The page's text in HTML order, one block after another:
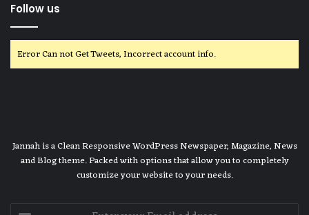
Follow us
Error Can not Get Tweets, Incorrect account info.
Jannah is a Clean Responsive WordPress Newspaper, Magazine, News
and Blog theme. Packed with options that allow you to completely
customize your website to your needs.
Enter